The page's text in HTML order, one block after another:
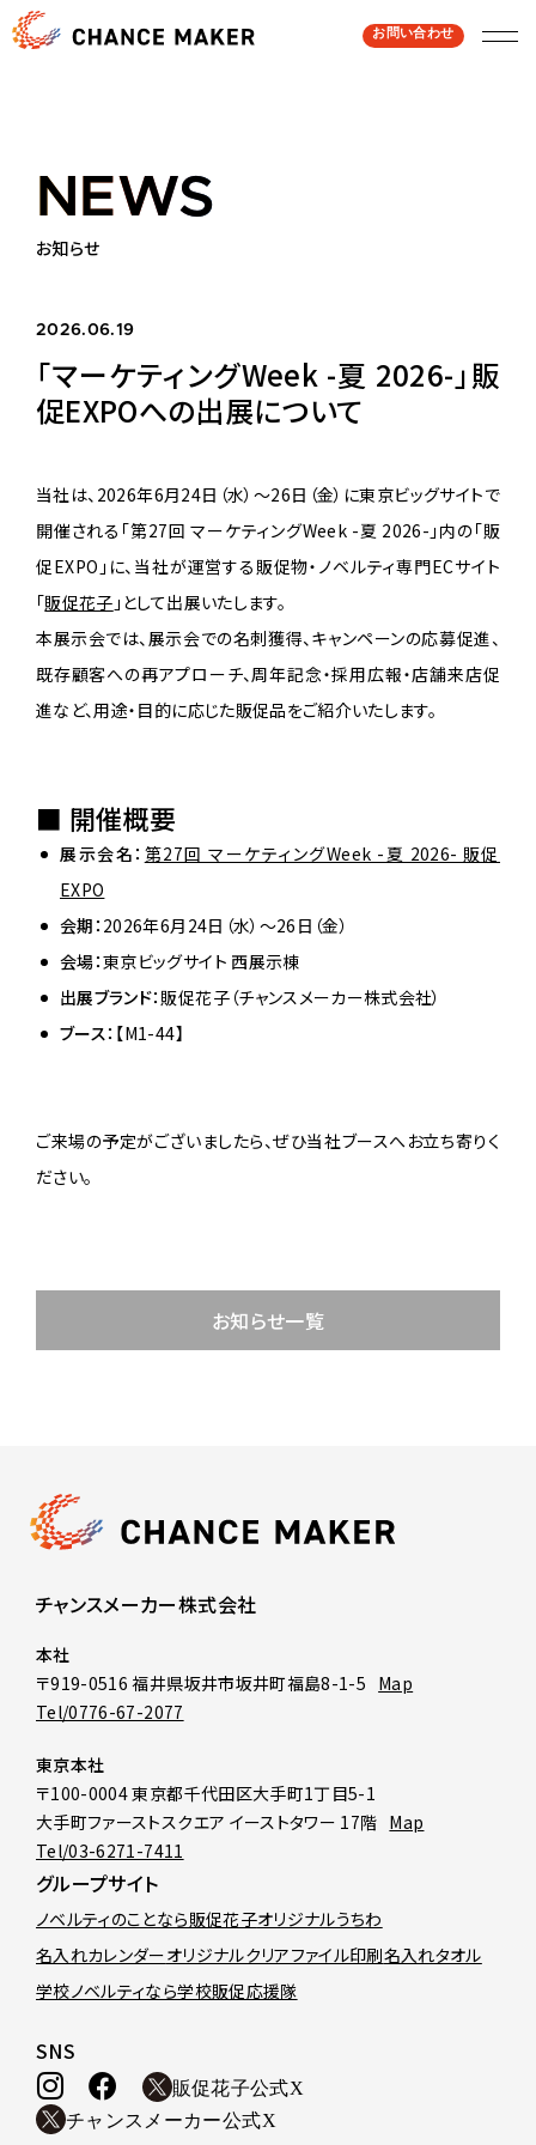
お問い合わせ
NEWS
NEWS
お知らせ
2026.06.19
「マーケティングWeek -夏 2026-」販
促EXPOへの出展について
当社は、2026年6月24日（水）〜26日（金）に東京ビッグサイトで
開催される「第27回 マーケティングWeek -夏 2026-」内の「販
促EXPO」に、当社が運営する販促物・ノベルティ専門ECサイト
「販促花子 」として出展いたします。
本展示会では、展示会での名刺獲得、キャンペーンの応募促進、
既存顧客への再アプローチ、周年記念・採用広報・店舗来店促
進など、用途・目的に応じた販促品をご紹介いたします。
■ 開催概要
展示会名： 第27回 マーケティングWeek -夏 2026- 販促
EXPO
会期： 2026年6月24日（水）〜26日（金）
会場：東京ビッグサイト 西展示棟
出展ブランド： 販促花子（チャンスメーカー株式会社）
ブース： 【M1-44】
ご来場の予定がございましたら、ぜひ当社ブースへお立ち寄りく
ださい。
お知らせ一覧
チャンスメーカー株式会社
本社
〒919-0516 福井県坂井市坂井町福島8-1-5 Map
Tel/0776-67-2077
東京本社
〒100-0004 東京都千代田区大手町1丁目5-1
大手町ファーストスクエア イーストタワー 17階 Map
Tel/03-6271-7411
グループサイト
ノベルティのことなら販促花子オリジナルうちわ
名入れカレンダーオリジナルクリアファイル印刷名入れタオル
学校ノベルティなら学校販促応援隊
SNS
販促花子公式X
チャンスメーカー公式X